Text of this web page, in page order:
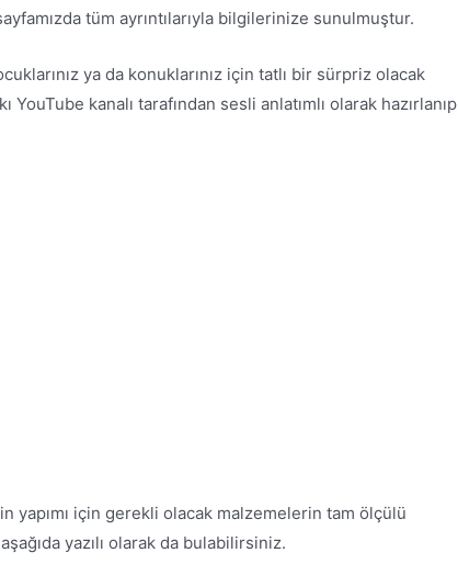
tüm ayrıntılarıyla bilgilerinize sunulmuştur.
ya da konuklarınız için tatlı bir sürpriz olacak
kanalı tarafından sesli anlatımlı olarak hazırlanıp
yapımı için gerekli olacak malzemelerin tam ölçülü
yazılı olarak da bulabilirsiniz.